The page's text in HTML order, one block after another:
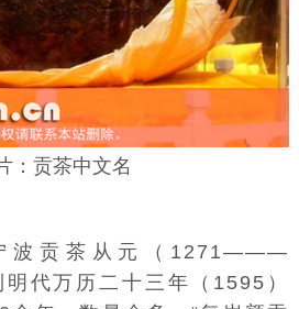
：贡茶中文名
波贡茶从元（1271———
代万历二十三年（1595）